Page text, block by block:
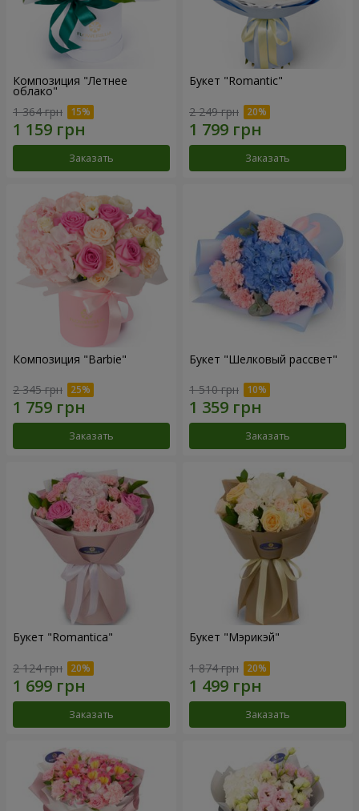
Композиция "Летнее
облако"
1 364 грн
Заказать
Букет "Romantic"
2 249 грн
Заказать
Композиция "Barbie"
2 345 грн
Заказать
Букет "Шелковый рассвет"
1 510 грн
Заказать
Букет "Romantica"
2 124 грн
Заказать
Букет "Мэрикэй"
1 874 грн
Заказать